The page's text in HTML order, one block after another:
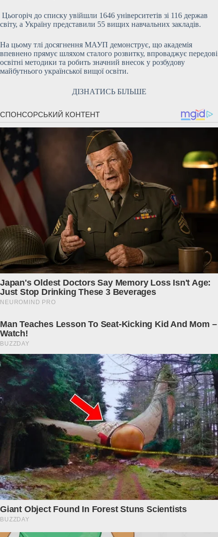
Цьогоріч до списку увійшли 1646 університетів зі 116 держав
світу, а Україну представили 55 вищих навчальних закладів.
На цьому тлі досягнення МАУП демонструє, що академія
впевнено прямує шляхом сталого розвитку, впроваджує передові
освітні методики та робить значний внесок у розбудову
майбутнього української вищої освіти.
ДІЗНАТИСЬ БІЛЬШЕ